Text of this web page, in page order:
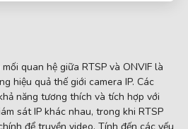
quan hệ giữa RTSP và ONVIF là
hiệu quả thế giới camera IP. Các
năng tương thích và tích hợp với
sát IP khác nhau, trong khi RTSP
để truyền video. Tính đến các yếu